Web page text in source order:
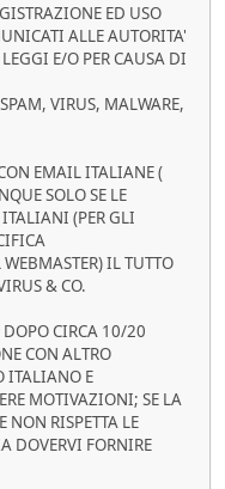
ED USO
ALLE AUTORITA'
E/O PER CAUSA DI
VIRUS, MALWARE,
EMAIL ITALIANE (
SOLO SE LE
(PER GLI
IL TUTTO
& CO.
CIRCA 10/20
CON ALTRO
ITALIANO E
MOTIVAZIONI; SE LA
RISPETTA LE
DOVERVI FORNIRE